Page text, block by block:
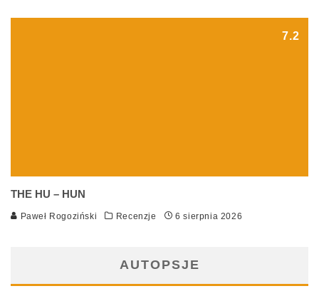
7.2
THE HU – HUN
Paweł Rogoziński Recenzje 6 sierpnia 2026
AUTOPSJE